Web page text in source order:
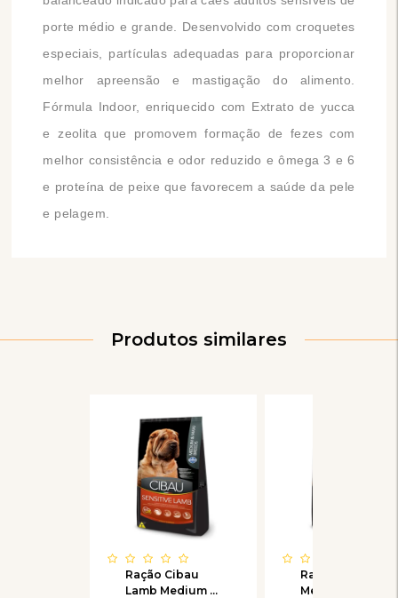
porte médio e grande. Desenvolvido com croquetes
especiais, partículas adequadas para proporcionar
melhor apreensão e mastigação do alimento.
Fórmula Indoor, enriquecido com Extrato de yucca
e zeolita que promovem formação de fezes com
melhor consistência e odor reduzido e ômega 3 e 6
e proteína de peixe que favorecem a saúde da pele
e pelagem.
Produtos similares
Ração Cibau
Lamb Medium &
Ração Cibau
Medium & Maxi